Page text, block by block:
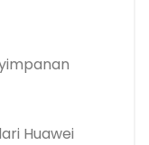
Huawei